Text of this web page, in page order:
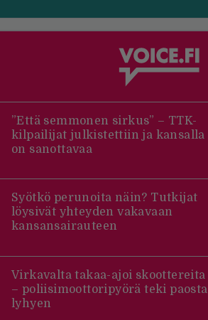
”Että semmonen sirkus” – TTK-
kilpailijat julkistettiin ja kansalla
on sanottavaa
Syötkö perunoita näin? Tutkijat
löysivät yhteyden vakavaan
kansansairauteen
Virkavalta takaa-ajoi skoottereita
– poliisimoottoripyörä teki paosta
lyhyen